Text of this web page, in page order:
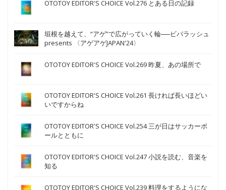
OTOTOY EDITOR'S CHOICE Vol.276 とある日の記録
垣根を越えて、“アゲ”で広がっていく輪──ビバラッシュ
presents 〈アゲアゲJAPAN'24〉
OTOTOY EDITOR'S CHOICE Vol.269 昨夏、あの場所で
OTOTOY EDITOR'S CHOICE Vol.261 長ければ長いほどい
いですからね
OTOTOY EDITOR'S CHOICE Vol.254 三が日はサッカーボ
ールとともに
OTOTOY EDITOR'S CHOICE Vol.247 小説を読む、音楽を
知る
OTOTOY EDITOR'S CHOICE Vol.239 料理をするようにな